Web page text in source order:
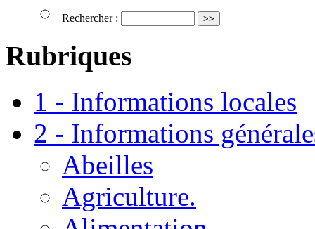
Rechercher :
Rubriques
1 - Informations locales
2 - Informations
Abeilles
Agriculture.